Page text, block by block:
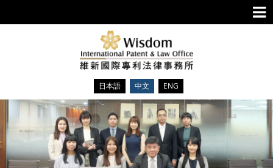
日本語 中文 ENG